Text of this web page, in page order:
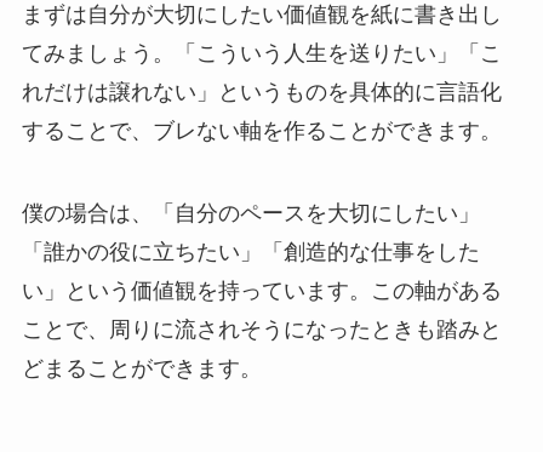
まずは自分が大切にしたい価値観を紙に書き出し
てみましょう。「こういう人生を送りたい」「こ
れだけは譲れない」というものを具体的に言語化
することで、ブレない軸を作ることができます。
僕の場合は、「自分のペースを大切にしたい」
「誰かの役に立ちたい」「創造的な仕事をした
い」という価値観を持っています。この軸がある
ことで、周りに流されそうになったときも踏みと
どまることができます。